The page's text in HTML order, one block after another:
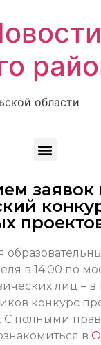
области
заявок
в 14:00 по
лиц – в
конкурс
С полными
в